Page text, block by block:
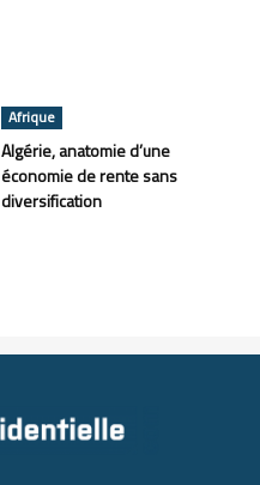
Afrique
Algérie, anatomie d’une
économie de rente sans
diversification